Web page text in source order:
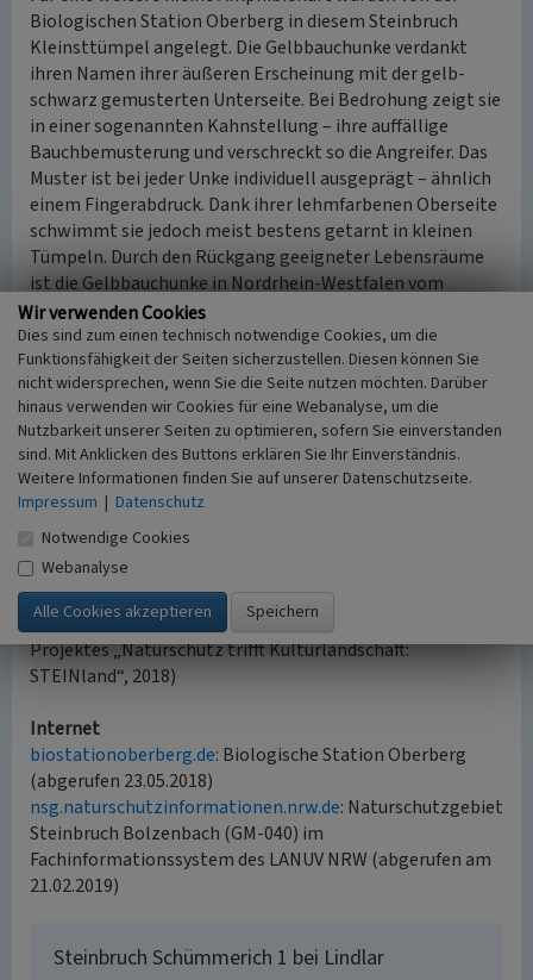
Biologischen Station Oberberg in diesem Steinbruch
Kleinsttümpel angelegt. Die Gelbbauchunke verdankt
ihren Namen ihrer äußeren Erscheinung mit der gelb-
schwarz gemusterten Unterseite. Bei Bedrohung zeigt sie
in einer sogenannten Kahnstellung – ihre auffällige
Bauchbemusterung und verschreckt so die Angreifer. Das
Muster ist bei jeder Unke individuell ausgeprägt – ähnlich
einem Fingerabdruck. Dank ihrer lehmfarbenen Oberseite
schwimmt sie jedoch meist bestens getarnt in kleinen
Tümpeln. Durch den Rückgang geeigneter Lebensräume
ist die Gelbbauchunke in Nordrhein-Westfalen vom
Aussterben bedroht.
Einzelbefunde
Laderampe LR 1
Datierung: ab ca. 1950 bis 2013
Betreiber: Bergische Grauwacke-Industrie Meurer & Sohn,
Lindlar; Hans-Josef „Jupp“ Fischer, Lindlar
Heutiger Zustand: Halden verbuscht und bewaldet,
Bruchkessel offen.
(Jörn Kling, ergänzt von Frederik Grundmeier &
Biologische Station Oberberg im Rahmen des LVR-
Projektes „Naturschutz trifft Kulturlandschaft:
STEINland“, 2018)
Internet
biostationoberberg.de: Biologische Station Oberberg
(abgerufen 23.05.2018)
nsg.naturschutzinformationen.nrw.de: Naturschutzgebiet
Steinbruch Bolzenbach (GM-040) im
Fachinformationssystem des LANUV NRW (abgerufen am
21.02.2019)
Steinbruch Schümmerich 1 bei Lindlar
Wir verwenden Cookies
Dies sind zum einen technisch notwendige Cookies, um die
Funktionsfähigkeit der Seiten sicherzustellen. Diesen können Sie
nicht widersprechen, wenn Sie die Seite nutzen möchten. Darüber
hinaus verwenden wir Cookies für eine Webanalyse, um die
Nutzbarkeit unserer Seiten zu optimieren, sofern Sie einverstanden
sind. Mit Anklicken des Buttons erklären Sie Ihr Einverständnis.
Weitere Informationen finden Sie auf unserer Datenschutzseite.
Impressum | Datenschutz
Notwendige Cookies
Webanalyse